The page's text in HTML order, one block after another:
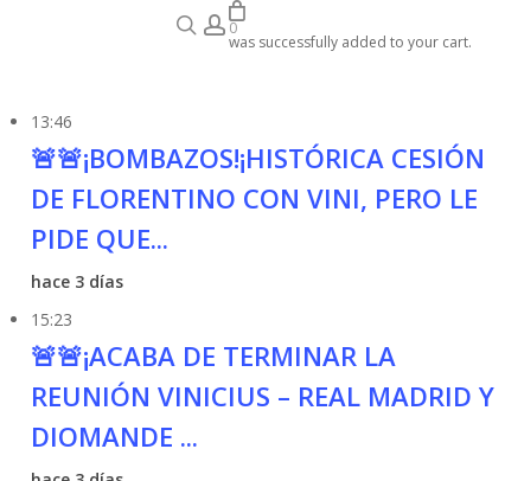
searchaccount
0
was successfully added to your cart.
13:46
🚨🚨¡BOMBAZOS!¡HISTÓRICA CESIÓN
DE FLORENTINO CON VINI, PERO LE
PIDE QUE...
hace 3 días
15:23
🚨🚨¡ACABA DE TERMINAR LA
REUNIÓN VINICIUS – REAL MADRID Y
DIOMANDE ...